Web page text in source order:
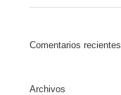
Comentarios recientes
Archivos